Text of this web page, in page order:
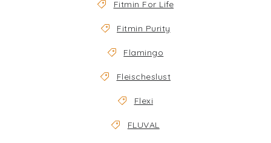
Fitmin For Life
Fitmin Purity
Flamingo
Fleischeslust
Flexi
FLUVAL